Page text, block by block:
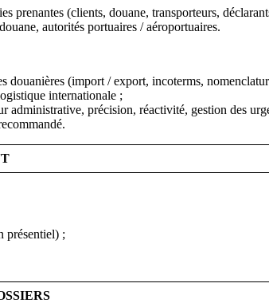
prenantes (clients, douane, transporteurs,
autorités portuaires / aéroportuaires.
douanières (import / export, incoterms,
internationale ;
administrative, précision, réactivité, gestion des
présentiel) ;